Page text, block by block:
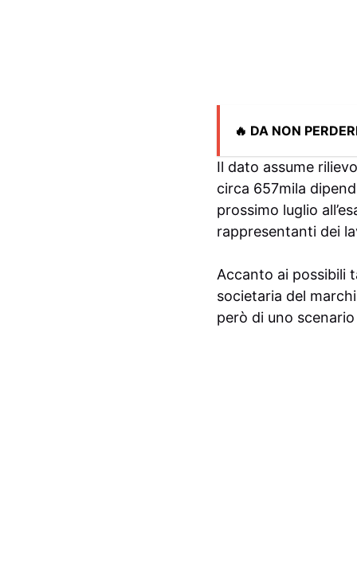
🔥 DA NON
Il dato assume
circa 657mila
prossimo luglio
rappresentanti dei
Accanto ai possibili
societaria del
però di uno